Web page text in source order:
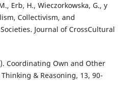
Erb, H., Wieczorkowska, G., y
Collectivism, and
Journal of CrossCultural
Coordinating Own and Other
& Reasoning, 13, 90-